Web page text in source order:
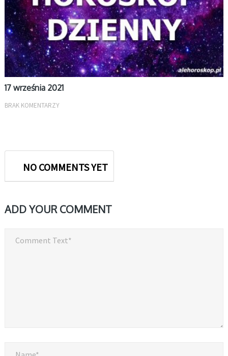
17 września 2021
BRAK KOMENTARZY
NO COMMENTS YET
ADD YOUR COMMENT